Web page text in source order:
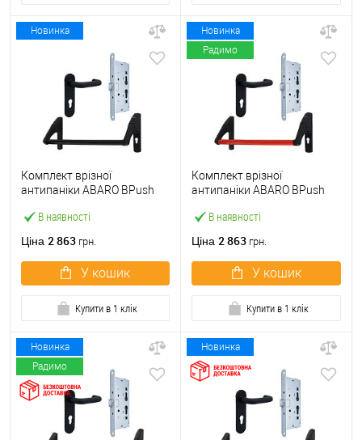
Новинка
В наявності
Комплект врізної
антипаніки ABARO BPush
чорний із замком та ручкою
Ціна 2 863 грн.
У кошик
Купити в 1 клік
Новинка
Радимо
В наявності
Комплект врізної
антипаніки ABARO BPush
червоний із замком та
Ціна 2 863 грн.
У кошик
Купити в 1 клік
Новинка
Радимо
Новинка